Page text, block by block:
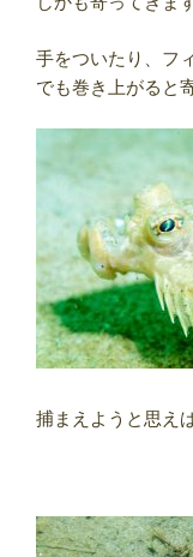
手をついたり、フ
でも巻き上がると
捕まえようと思え